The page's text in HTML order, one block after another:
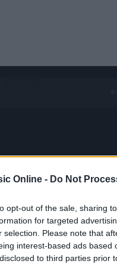
Online - Do Not
opt-out of the sale, sharing
for targeted
selection. Please note that
interest-based ads
to third parties prior
di Flaco
Mex. La sua
indelebile non solo
americana. Non